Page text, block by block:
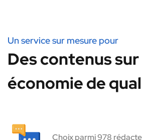
Un service sur mesure pour
Des contenus
économie de
Choix parmi 978